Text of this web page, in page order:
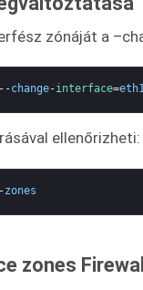
zónáját a
--change-interface=
ellenőrizheti:
zones